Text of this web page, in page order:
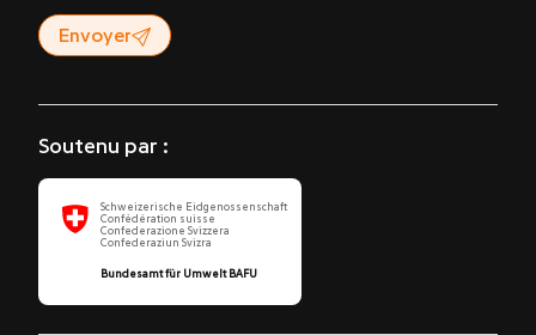
Envoyer
Soutenu par :
Schweizerische Eidgenossenschaft
Confédération suisse
Confederazione Svizzera
Confederaziun Svizra
Bundesamt für Umwelt BAFU